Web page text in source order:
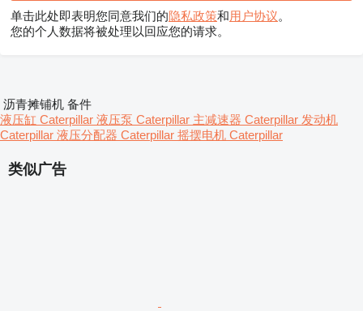
单击此处即表明您同意我们的隐私政策和用户协议。
您的个人数据将被处理以回应您的请求。
类似广告
沥青摊铺机 备件
液压缸 Caterpillar 液压泵 Caterpillar 主减速器 Caterpillar 发动机
Caterpillar 液压分配器 Caterpillar 摇摆电机 Caterpillar